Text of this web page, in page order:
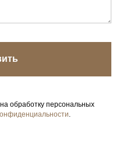
обработку персональных
.